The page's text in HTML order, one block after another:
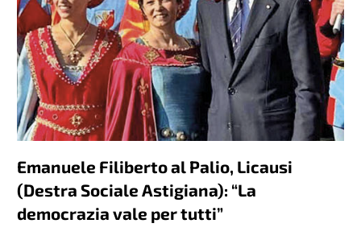
Emanuele Filiberto al Palio, Licausi
(Destra Sociale Astigiana): “La
democrazia vale per tutti”